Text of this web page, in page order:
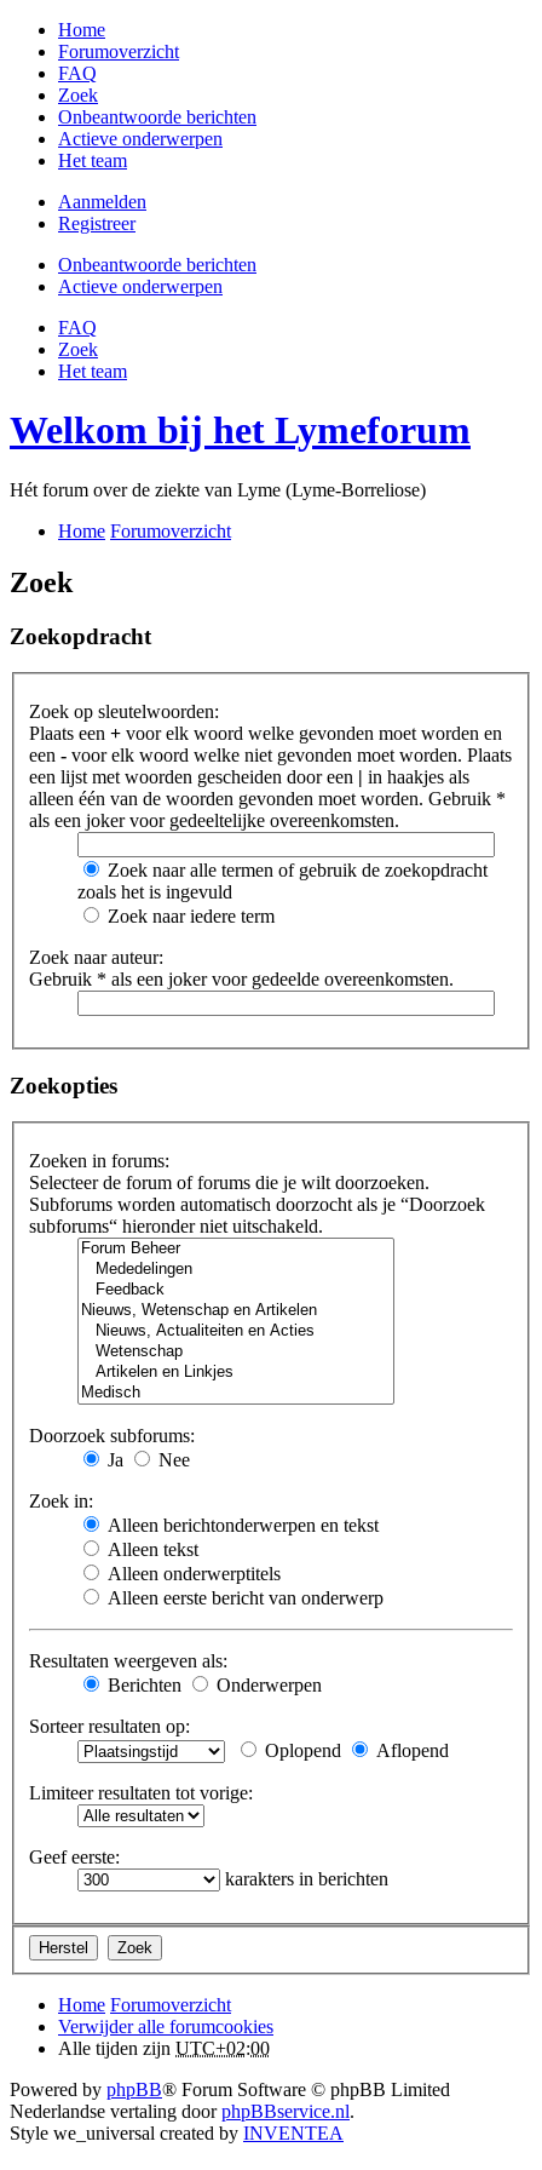
Home
Forumoverzicht
FAQ
Zoek
Onbeantwoorde berichten
Actieve onderwerpen
Het team
Aanmelden
Registreer
Onbeantwoorde berichten
Actieve onderwerpen
FAQ
Zoek
Het team
Welkom bij het Lymeforum
Hét forum over de ziekte van Lyme (Lyme-Borreliose)
Home Forumoverzicht
Zoek
Zoekopdracht
Zoek op sleutelwoorden:
Plaats een + voor elk woord welke gevonden moet worden en
een - voor elk woord welke niet gevonden moet worden. Plaats
een lijst met woorden gescheiden door een | in haakjes als
alleen één van de woorden gevonden moet worden. Gebruik *
als een joker voor gedeeltelijke overeenkomsten.
Zoek naar alle termen of gebruik de zoekopdracht
zoals het is ingevuld
Zoek naar iedere term
Zoek naar auteur:
Gebruik * als een joker voor gedeelde overeenkomsten.
Zoekopties
Zoeken in forums:
Selecteer de forum of forums die je wilt doorzoeken.
Subforums worden automatisch doorzocht als je “Doorzoek
subforums“ hieronder niet uitschakeld.
Doorzoek subforums:
Ja
Nee
Zoek in:
Alleen berichtonderwerpen en tekst
Alleen tekst
Alleen onderwerptitels
Alleen eerste bericht van onderwerp
Resultaten weergeven als:
Berichten
Onderwerpen
Sorteer resultaten op:
Oplopend
Aflopend
Limiteer resultaten tot vorige:
Geef eerste:
karakters in berichten
Home Forumoverzicht
Verwijder alle forumcookies
Alle tijden zijn UTC+02:00
Powered by phpBB® Forum Software © phpBB Limited
Nederlandse vertaling doorphpBBservice.nl.
Style we_universal created by INVENTEA